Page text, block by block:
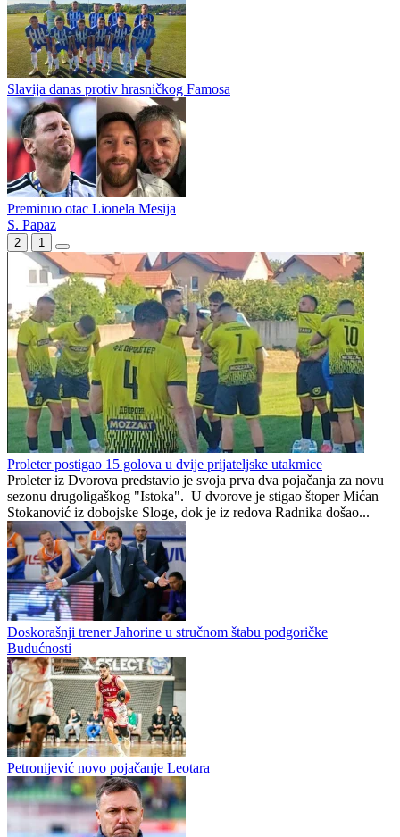
Prvoligaški okršaj kraj Ćehotine
Ivan Gambelić novo pojačanje Romanije
Slavija danas protiv hrasničkog Famosa
Preminuo otac Lionela Mesija
S. Papaz
2 1
Proleter postigao 15 golova u dvije prijateljske utakmice
Proleter iz Dvorova predstavio je svoja prva dva pojačanja za novu
sezonu drugoligaškog "Istoka". U dvorove je stigao štoper Mićan
Stokanović iz dobojske Sloge, dok je iz redova Radnika došao...